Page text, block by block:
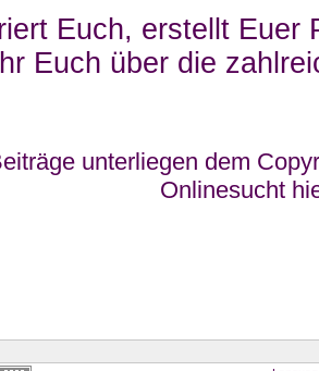
Euch, erstellt Euer
Euch über die
unterliegen dem
Onlinesucht